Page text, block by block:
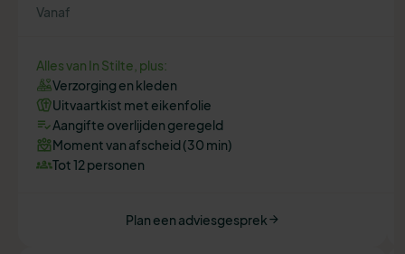
Vanaf
Alles van In Stilte, plus:
Verzorging en kleden
Uitvaartkist met eikenfolie
Aangifte overlijden geregeld
Moment van afscheid (30 min)
Tot 12 personen
Plan een adviesgesprek